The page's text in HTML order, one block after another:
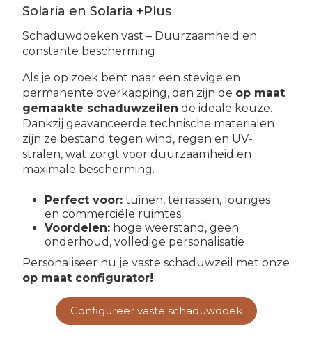
Solaria en Solaria +Plus
Schaduwdoeken vast – Duurzaamheid en
constante bescherming
Als je op zoek bent naar een stevige en
permanente overkapping, dan zijn de op maat
gemaakte schaduwzeilen de ideale keuze.
Dankzij geavanceerde technische materialen
zijn ze bestand tegen wind, regen en UV-
stralen, wat zorgt voor duurzaamheid en
maximale bescherming.
Perfect voor: tuinen, terrassen, lounges
en commerciële ruimtes
Voordelen: hoge weerstand, geen
onderhoud, volledige personalisatie
Personaliseer nu je vaste schaduwzeil met onze
op maat configurator!
Configureer vaste schaduwdoek